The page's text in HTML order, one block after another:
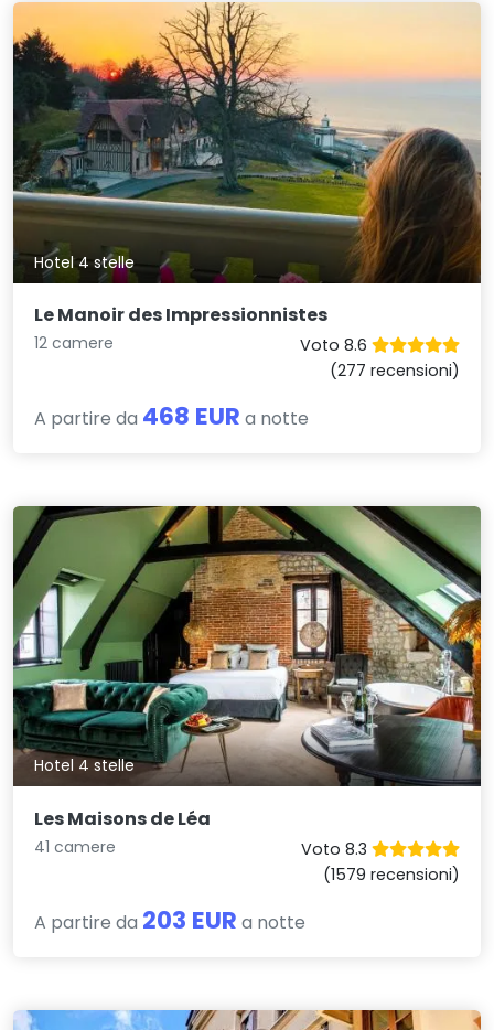
Hotel 4 stelle
Le Manoir des Impressionnistes
12 camere
Voto 8.6
(277 recensioni)
A partire da 468 EUR a notte
Hotel 4 stelle
Les Maisons de Léa
41 camere
Voto 8.3
(1579 recensioni)
A partire da 203 EUR a notte